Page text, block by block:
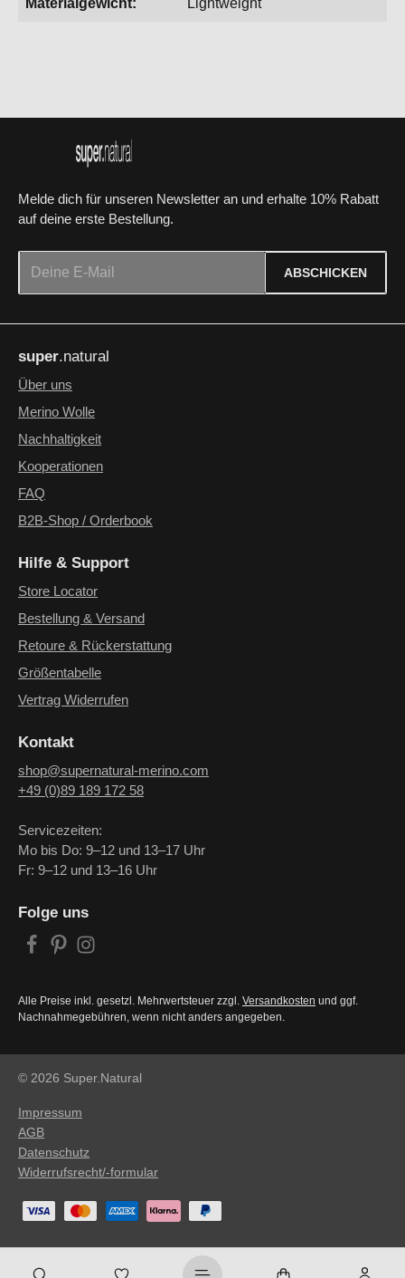
Materialgewicht: Lightweight
Melde dich für unseren Newsletter an und erhalte 10% Rabatt
auf deine erste Bestellung.
ABSCHICKEN
genommen und die
einverstanden.
Die mit einem Stern (*) markierten Felder sind Pflichtfelder.
Folge uns
Alle Preise inkl. gesetzl. Mehrwertsteuer zzgl. Versandkosten und ggf.
Nachnahmegebühren, wenn nicht anders angegeben.
super.natural
Über uns
Merino Wolle
Nachhaltigkeit
Kooperationen
FAQ
B2B-Shop / Orderbook
Hilfe & Support
Store Locator
Bestellung & Versand
Retoure & Rückerstattung
Größentabelle
Vertrag Widerrufen
Kontakt
shop@supernatural-merino.com
+49 (0)89 189 172 58
Servicezeiten:
Mo bis Do: 9–12 und 13–17 Uhr
Fr: 9–12 und 13–16 Uhr
© 2026 Super.Natural
Impressum
AGB
Datenschutz
Widerrufsrecht/-formular